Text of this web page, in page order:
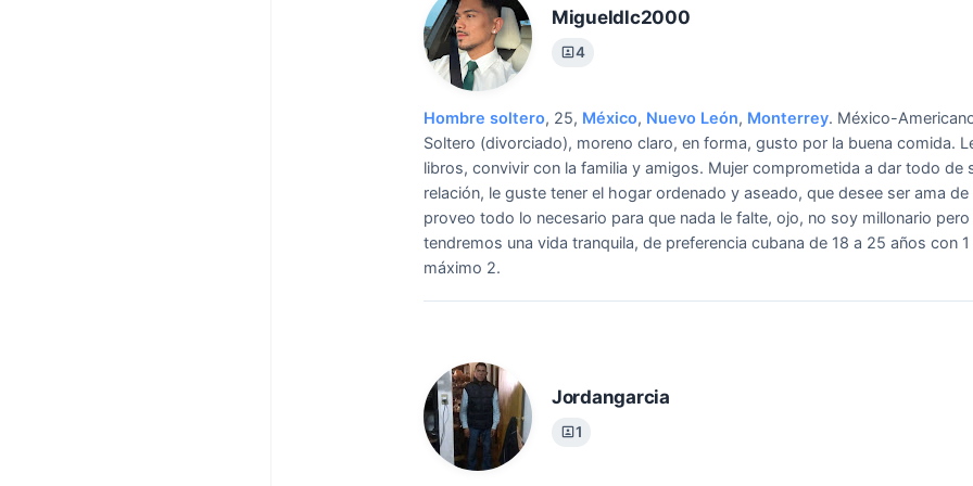
Migueldlc2000
4
Hombre soltero, 25, México, Nuevo León, Monterrey. México-
Soltero (divorciado), moreno claro, en forma, gusto por la buena comida.
libros, convivir con la familia y amigos. Mujer comprometida a dar todo de
relación, le guste tener el hogar ordenado y aseado, que desee ser ama de
proveo todo lo necesario para que nada le falte, ojo, no soy millonario pero
tendremos una vida tranquila, de preferencia cubana de 18 a 25 años con
máximo 2.
Jordangarcia
1